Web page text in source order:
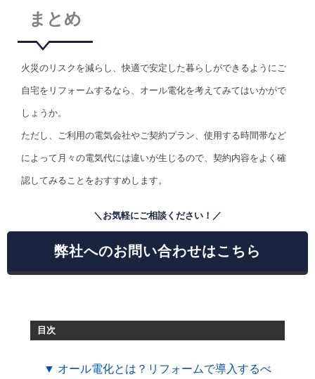
まとめ
火災のリスクを減らし、快適で安定した暮らしができるようにご
自宅をリフォームするなら、オール電化を考えてみてはいかがで
しょうか。
ただし、ご利用の電気会社やご契約プラン、使用する時間帯など
によって月々の電気代には違いが生じるので、契約内容をよく確
認してみることをおすすめします。
＼お気軽にご相談ください！／
弊社へのお問い合わせはこちら
目次
▼ オール電化とは？リフォームで導入するべ